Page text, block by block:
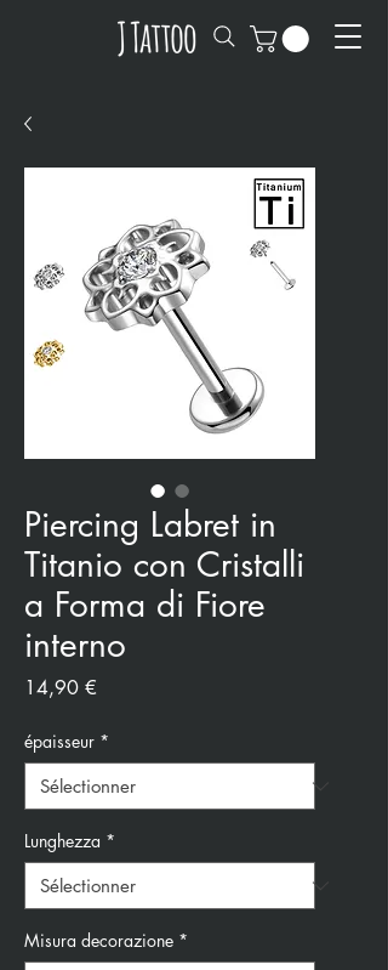
Piercing Labret in
Titanio con Cristalli
a Forma di Fiore
interno
14,90 €
épaisseur *
Lunghezza *
Misura decorazione *